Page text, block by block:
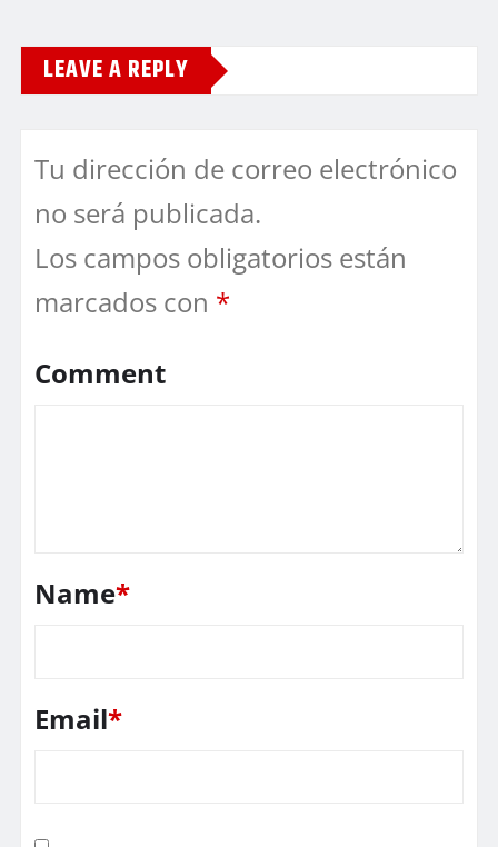
LEAVE A REPLY
Tu dirección de correo electrónico
no será publicada.
Los campos obligatorios están
marcados con *
Comment
Name*
Email*